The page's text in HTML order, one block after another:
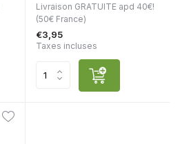
Livraison GRATUITE apd 40€!
(50€ France)
€3,95
Taxes incluses